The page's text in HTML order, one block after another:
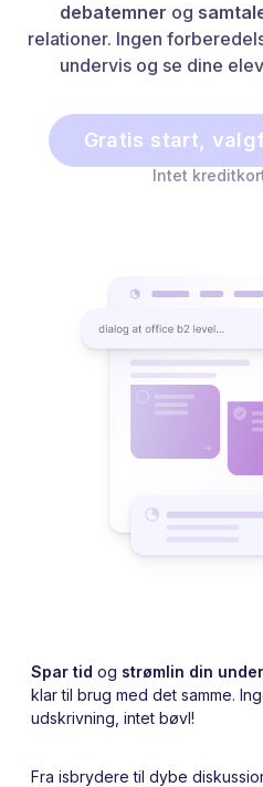
debatemner og
relationer. Ingen
undervis og se dine
Gratis start,
Intet
Spar tid og strømlin din
klar til brug med det samme.
udskrivning, intet bøvl!
Fra isbrydere til dybe